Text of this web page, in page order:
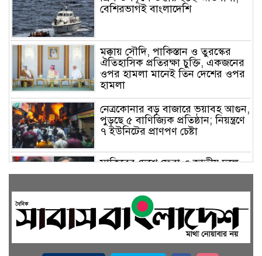
বেশিরভাগই বাংলাদেশি
মক্কায় সৌদি, পাকিস্তান ও তুরস্কের
ঐতিহাসিক প্রতিরক্ষা চুক্তি, একজনের
ওপর হামলা মানেই তিন দেশের ওপর
হামলা
নেত্রকোনার বড় বাজারে ভয়াবহ আগুন,
পুড়ছে ৫ বাণিজ্যিক প্রতিষ্ঠান; নিয়ন্ত্রণে
৭ ইউনিটের প্রাণপণ চেষ্টা
সাকিবের দেশে ফেরা ও জাতীয় দলে
ফেরার সম্ভাবনা নেই, ইঙ্গিত ক্রীড়া
ফেসবুকে যুক্ত হলো বিকাশ, সহজ
হলো ডিজিটাল পেমেন্ট